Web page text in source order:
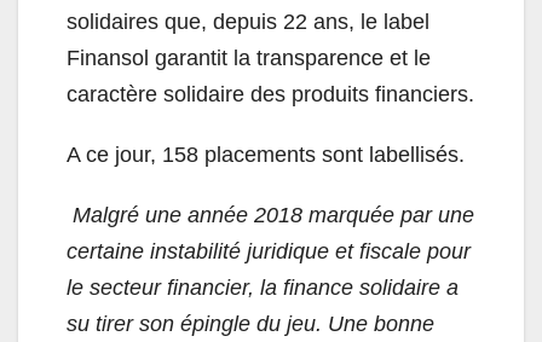
solidaires que, depuis 22 ans, le label
Finansol garantit la transparence et le
caractère solidaire des produits financiers.
A ce jour, 158 placements sont labellisés.
Malgré une année 2018 marquée par une
certaine instabilité juridique et fiscale pour
le secteur financier, la finance solidaire a
su tirer son épingle du jeu. Une bonne